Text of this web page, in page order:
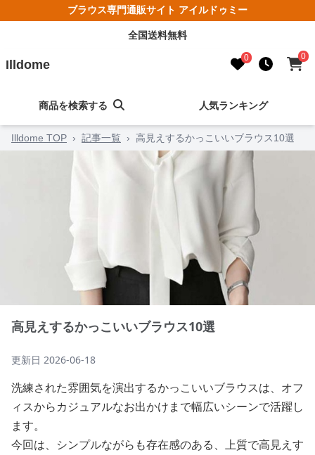
ブラウス専門通販サイト アイルドゥミー
全国送料無料
Illdome 0 0
商品を検索する 人気ランキング
Illdome TOP › 記事一覧 › 高見えするかっこいいブラウス10選
高見えするかっこいいブラウス10選
更新日 2026-06-18
洗練された雰囲気を演出するかっこいいブラウスは、オフ
ィスからカジュアルなお出かけまで幅広いシーンで活躍し
ます。
今回は、シンプルながらも存在感のある、上質で高見えす